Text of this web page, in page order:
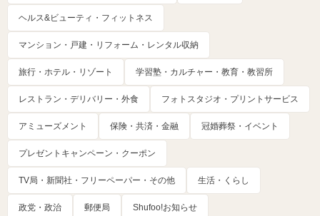
ヘルス&ビューティ・フィットネス
マンション・戸建・リフォーム・レンタル収納
旅行・ホテル・リゾート 学習塾・カルチャー・教育・教習所
レストラン・デリバリー・外食 フォトスタジオ・プリントサービス
アミューズメント 保険・共済・金融 冠婚葬祭・イベント
プレゼントキャンペーン・クーポン
TV局・新聞社・フリーペーパー・その他 生活・くらし
政党・政治 郵便局 Shufoo!お知らせ